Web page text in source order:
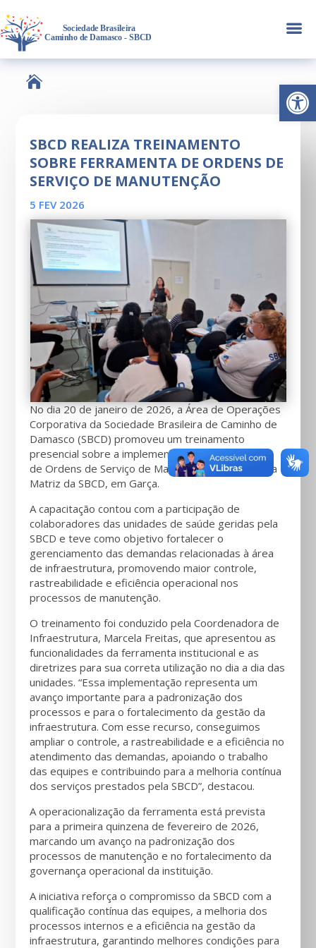
Abrir
a

SBCD REALIZA TREINAMENTO
SOBRE FERRAMENTA DE ORDENS DE
SERVIÇO DE MANUTENÇÃO
5 FEV 2026
No dia 20 de janeiro de 2026, a Área de Operações
Corporativa da Sociedade Brasileira de Caminho de
Damasco (SBCD) promoveu um treinamento
presencial sobre a implementação da Ferramenta
de Ordens de Serviço de Manutenção, realizado na
Matriz da SBCD, em Garça.
A capacitação contou com a participação de
colaboradores das unidades de saúde geridas pela
SBCD e teve como objetivo fortalecer o
gerenciamento das demandas relacionadas à área
de infraestrutura, promovendo maior controle,
rastreabilidade e eficiência operacional nos
processos de manutenção.
O treinamento foi conduzido pela Coordenadora de
Infraestrutura, Marcela Freitas, que apresentou as
funcionalidades da ferramenta institucional e as
diretrizes para sua correta utilização no dia a dia das
unidades. “Essa implementação representa um
avanço importante para a padronização dos
processos e para o fortalecimento da gestão da
infraestrutura. Com esse recurso, conseguimos
ampliar o controle, a rastreabilidade e a eficiência no
atendimento das demandas, apoiando o trabalho
das equipes e contribuindo para a melhoria contínua
dos serviços prestados pela SBCD”, destacou.
A operacionalização da ferramenta está prevista
para a primeira quinzena de fevereiro de 2026,
marcando um avanço na padronização dos
processos de manutenção e no fortalecimento da
governança operacional da instituição.
A iniciativa reforça o compromisso da SBCD com a
qualificação contínua das equipes, a melhoria dos
processos internos e a eficiência na gestão da
infraestrutura, garantindo melhores condições para